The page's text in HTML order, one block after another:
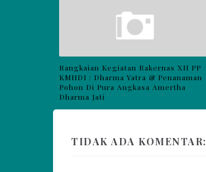
Rangkaian Kegiatan Rakernas XII PP
KMHDI : Dharma Yatra & Penanaman
Pohon Di Pura Angkasa Amertha
Dharma Jati
TIDAK ADA KOMENTAR: